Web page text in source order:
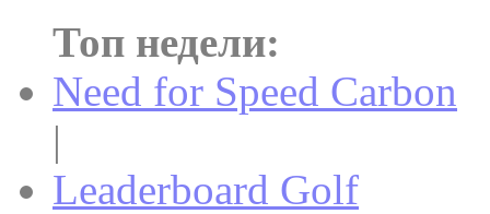
Топ недели:
Need for Speed Carbon
|
Leaderboard Golf